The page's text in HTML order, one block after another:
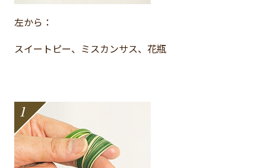
左から：
スイートピー、ミスカンサス、花瓶